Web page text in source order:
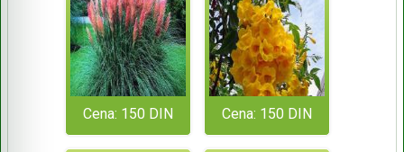
Cena: 150 DIN Cena: 150 DIN